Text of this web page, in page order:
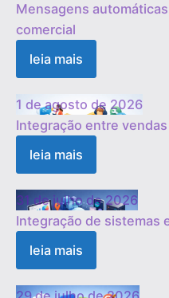
Mensagens
comercial
leia mais
1 de agosto de 2026
Integração entre
leia mais
31 de julho de 2026
Integração de sistemas
leia mais